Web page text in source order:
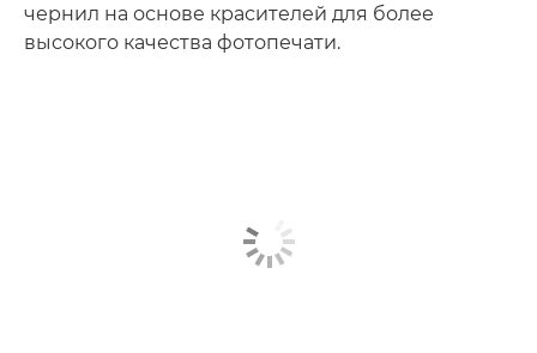
чернил на основе красителей для более
высокого качества фотопечати.